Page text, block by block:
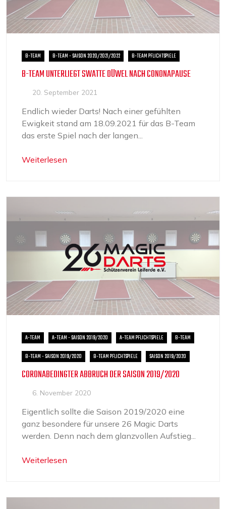
B-TEAM B-TEAM - SAISON 2020/2021/2022 B-TEAM PFLICHTSPIELE
B-TEAM UNTERLIEGT SWATTE DÜWEL NACH CONONAPAUSE
20. September 2021
Endlich wieder Darts! Nach einer gefühlten
Ewigkeit stand am 18.09.2021 für das B-Team
das erste Spiel nach der langen...
Weiterlesen
A-TEAM A-TEAM - SAISON 2019/2020 A-TEAM PFLICHTSPIELE B-TEAM
B-TEAM - SAISON 2019/2020 B-TEAM PFLICHTSPIELE SAISON 2019/2020
CORONABEDINGTER ABBRUCH DER SAISON 2019/2020
6. November 2020
Eigentlich sollte die Saison 2019/2020 eine
ganz besondere für unsere 26 Magic Darts
werden. Denn nach dem glanzvollen Aufstieg...
Weiterlesen